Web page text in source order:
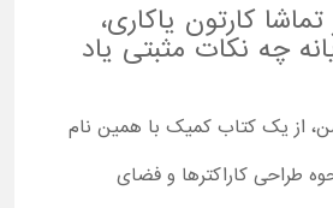
کارتون یاکاری،
چه نکات مثبتی یاد
از یک کتاب کمیک با همین نام
طراحی کاراکترها و فضای